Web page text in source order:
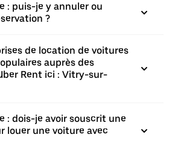
: puis-je y annuler ou
?
de location de voitures
auprès des
Rent ici : Vitry-sur-
: dois-je avoir souscrit une
louer une voiture avec